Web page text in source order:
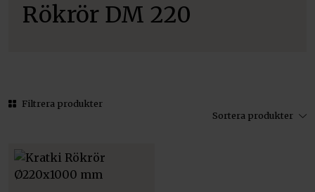
Rökrör DM 220
Filtrera produkter
Sortera produkter